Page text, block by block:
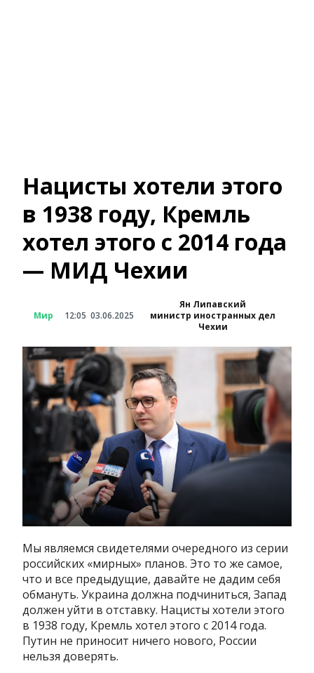
Нацисты хотели этого
в 1938 году, Кремль
хотел этого с 2014 года
— МИД Чехии
Мир 12:05 03.06.2025
Ян Липавский
министр иностранных дел
Чехии
Мы являемся свидетелями очередного из серии
российских «мирных» планов. Это то же самое,
что и все предыдущие, давайте не дадим себя
обмануть. Украина должна подчиниться, Запад
должен уйти в отставку. Нацисты хотели этого
в 1938 году, Кремль хотел этого с 2014 года.
Путин не приносит ничего нового, России
нельзя доверять.